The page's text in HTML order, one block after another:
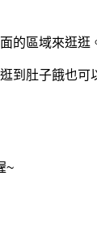
的區域來逛逛
到肚子餓也可
~